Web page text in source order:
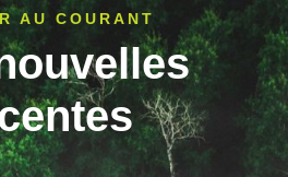
AU COURANT